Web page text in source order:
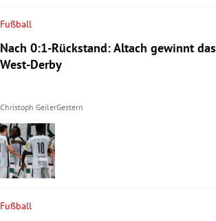
Fußball
Nach 0:1-Rückstand: Altach gewinnt das
West-Derby
Christoph GeilerGestern
Fußball